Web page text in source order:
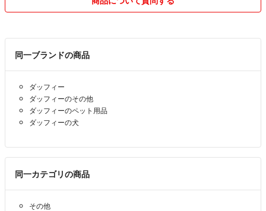
いませ❤︎
お値下げでもちょっとした質問でも気軽に
コメント下さいね^ ^
多忙な為とトラブルを避ける為念の為に発送を最長に設定させて頂いて
どうぞどうぞ宜しくお願い致します^_^
同一ブランドの商品
ダッフィー
ダッフィーのその他
ダッフィーのペット用品
ダッフィーの犬
同一カテゴリの商品
その他